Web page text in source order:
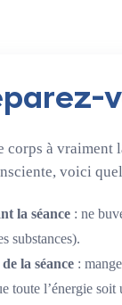
corps à vraiment
voici
la séance : ne
substances).
la séance :
toute l’énergie